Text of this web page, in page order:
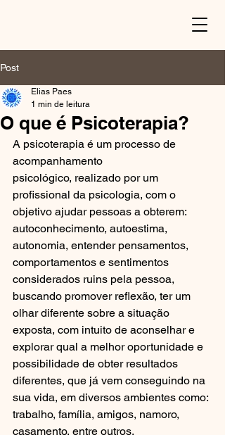
Post
O que é Psicoterapia?
Elias Paes
1 min de leitura
A psicoterapia é um processo de
acompanhamento
psicológico, realizado por um
profissional da psicologia, com o
objetivo ajudar pessoas a obterem:
autoconhecimento, autoestima,
autonomia, entender pensamentos,
comportamentos e sentimentos
considerados ruins pela pessoa,
buscando promover reflexão, ter um
olhar diferente sobre a situação
exposta, com intuito de aconselhar e
explorar qual a melhor oportunidade e
possibilidade de obter resultados
diferentes, que já vem conseguindo na
sua vida, em diversos ambientes como:
trabalho, família, amigos, namoro,
casamento, entre outros.